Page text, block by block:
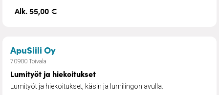
Alk. 55,00 €
ApuSiili Oy– Lumityöt ja hiekoitukset
70900 Toivala
Lumityöt ja hiekoitukset
Lumityöt ja hiekoitukset, käsin ja lumilingon avulla.